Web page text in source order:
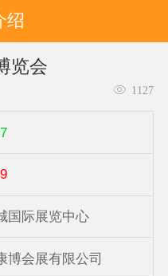
绍
览会
1127
国际展览中心
博会展有限公司